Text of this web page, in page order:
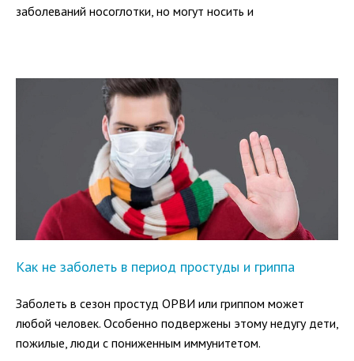
заболеваний носоглотки, но могут носить и
Как не заболеть в период простуды и гриппа
Заболеть в сезон простуд ОРВИ или гриппом может
любой человек. Особенно подвержены этому недугу дети,
пожилые, люди с пониженным иммунитетом.